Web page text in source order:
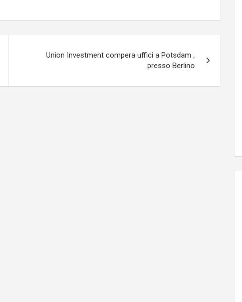
Union Investment compera uffici a Potsdam ,
presso Berlino